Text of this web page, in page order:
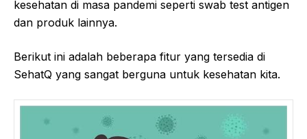
kesehatan di masa pandemi seperti swab test antigen
dan produk lainnya.
Berikut ini adalah beberapa fitur yang tersedia di
SehatQ yang sangat berguna untuk kesehatan kita.